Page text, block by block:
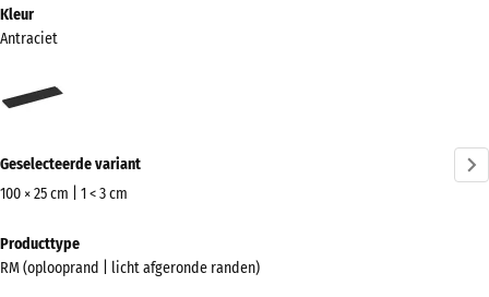
Kleur
Antraciet
Geselecteerde variant
100 × 25 cm | 1 < 3 cm
voor
verzending
Producttype
RM (oplooprand | licht afgeronde randen)